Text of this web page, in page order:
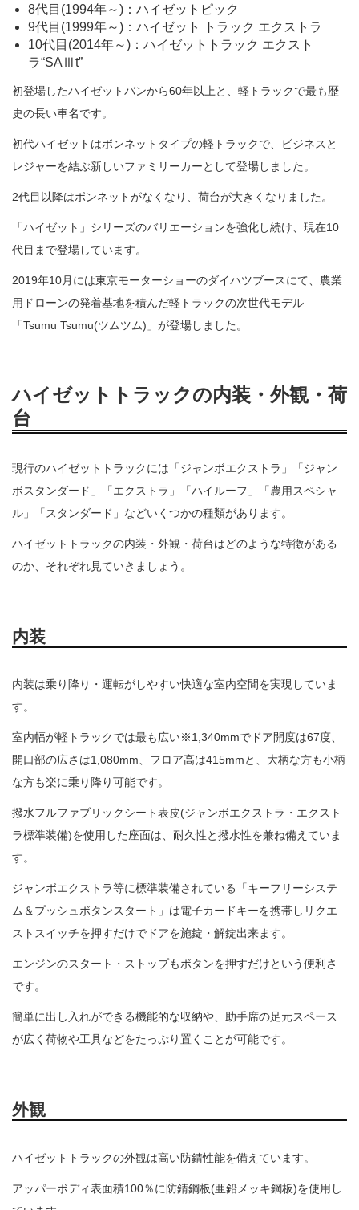
8代目(1994年～)：ハイゼットピック
9代目(1999年～)：ハイゼット トラック エクストラ
10代目(2014年～)：ハイゼットトラック エクスト
ラ“SAⅢt”
初登場したハイゼットバンから60年以上と、軽トラックで最も歴
史の長い車名です。
初代ハイゼットはボンネットタイプの軽トラックで、ビジネスと
レジャーを結ぶ新しいファミリーカーとして登場しました。
2代目以降はボンネットがなくなり、荷台が大きくなりました。
「ハイゼット」シリーズのバリエーションを強化し続け、現在10
代目まで登場しています。
2019年10月には東京モーターショーのダイハツブースにて、農業
用ドローンの発着基地を積んだ軽トラックの次世代モデル
「Tsumu Tsumu(ツムツム)」が登場しました。
ハイゼットトラックの内装・外観・荷
台
現行のハイゼットトラックには「ジャンボエクストラ」「ジャン
ボスタンダード」「エクストラ」「ハイルーフ」「農用スペシャ
ル」「スタンダード」などいくつかの種類があります。
ハイゼットトラックの内装・外観・荷台はどのような特徴がある
のか、それぞれ見ていきましょう。
内装
内装は乗り降り・運転がしやすい快適な室内空間を実現していま
す。
室内幅が軽トラックでは最も広い※1,340mmでドア開度は67度、
開口部の広さは1,080mm、フロア高は415mmと、大柄な方も小柄
な方も楽に乗り降り可能です。
撥水フルファブリックシート表皮(ジャンボエクストラ・エクスト
ラ標準装備)を使用した座面は、耐久性と撥水性を兼ね備えていま
す。
ジャンボエクストラ等に標準装備されている「キーフリーシステ
ム＆プッシュボタンスタート」は電子カードキーを携帯しリクエ
ストスイッチを押すだけでドアを施錠・解錠出来ます。
エンジンのスタート・ストップもボタンを押すだけという便利さ
です。
簡単に出し入れができる機能的な収納や、助手席の足元スペース
が広く荷物や工具などをたっぷり置くことが可能です。
外観
ハイゼットトラックの外観は高い防錆性能を備えています。
アッパーボディ表面積100％に防錆鋼板(亜鉛メッキ鋼板)を使用し